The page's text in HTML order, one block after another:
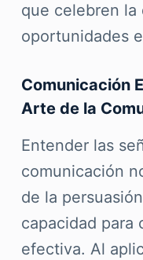
que celebren la
oportunidades
Comunicación
Arte de la
Entender las
comunicación
de la
capacidad para
efectiva. Al